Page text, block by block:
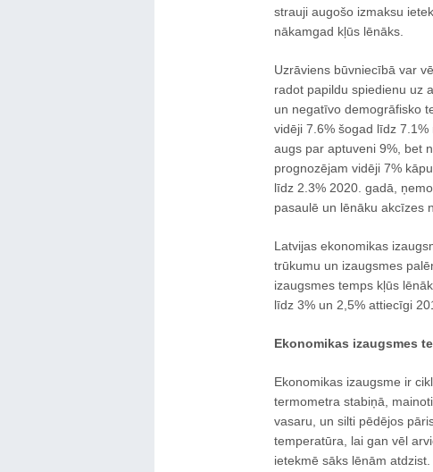
strauji augošo izmaksu
nākamgad kļūs lēnāks.
Uzrāviens būvniecībā var
radot papildu spiedienu uz
un negatīvo demogrāfisko
vidēji 7.6% šogad līdz
augs par aptuveni 9%, bet
prognozējam vidēji 7%
līdz 2.3% 2020. gadā,
pasaulē un lēnāku akcīzes
Latvijas ekonomikas
trūkumu un izaugsmes
izaugsmes temps kļūs
līdz 3% un 2,5% attiecīgi
Ekonomikas izaugsmes
Ekonomikas izaugsme ir
termometra stabiņā,
vasaru, un silti pēdējos
temperatūra, lai gan vēl
ietekmē sāks lēnām